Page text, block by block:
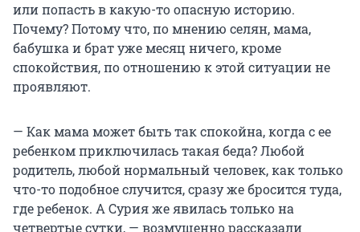
или попасть в какую-то опасную историю.
Почему? Потому что, по мнению селян, мама,
бабушка и брат уже месяц ничего, кроме
спокойствия, по отношению к этой ситуации не
проявляют.
— Как мама может быть так спокойна, когда с ее
ребенком приключилась такая беда? Любой
родитель, любой нормальный человек, как только
что-то подобное случится, сразу же бросится туда,
где ребенок. А Сурия же явилась только на
четвертые сутки, — возмущенно рассказали